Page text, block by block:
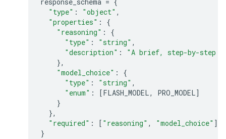
"type" : "object" ,
"properties" :
{
"reasoning" :
{
"type" : "string" ,
"description" :
"A brief, step-by-step
},
"model_choice" :
{
"type" : "string" ,
"enum" : [FLASH_MODEL, PRO_MODEL]
}
},
"required" : [ "reasoning" , "model_choice" ]
}